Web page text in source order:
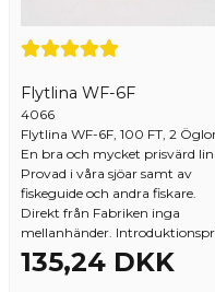
Flytlina WF-6F
4066
Flytlina WF-6F, 100 FT, 2
En bra och mycket prisvärd
Provad i våra sjöar samt av
fiskeguide och andra fiskare.
Direkt från Fabriken inga
mellanhänder.
135,24 DKK